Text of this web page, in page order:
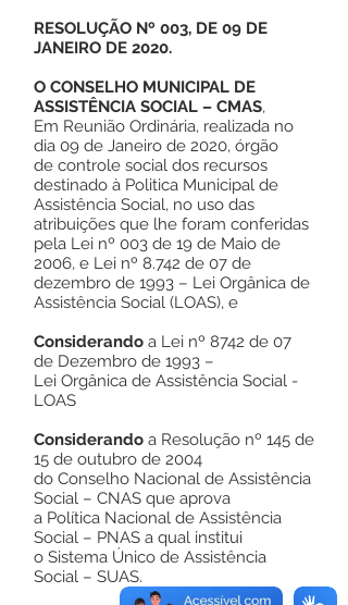
RESOLUÇÃO Nº 003, DE 09 DE
JANEIRO DE 2020.
O CONSELHO MUNICIPAL DE
ASSISTÊNCIA SOCIAL – CMAS,
Em Reunião Ordinária, realizada no
dia 09 de Janeiro de 2020, órgão
de controle social dos recursos
destinado à Politica Municipal de
Assistência Social, no uso das
atribuições que lhe foram conferidas
pela Lei nº 003 de 19 de Maio de
2006, e Lei nº 8.742 de 07 de
dezembro de 1993 – Lei Orgânica de
Assistência Social (LOAS), e
Considerando a Lei nº 8742 de 07
de Dezembro de 1993 –
Lei Orgânica de Assistência Social -
LOAS
Considerando a Resolução nº 145 de
15 de outubro de 2004
do Conselho Nacional de Assistência
Social – CNAS que aprova
a Política Nacional de Assistência
Social – PNAS a qual institui
o Sistema Único de Assistência
Social – SUAS.